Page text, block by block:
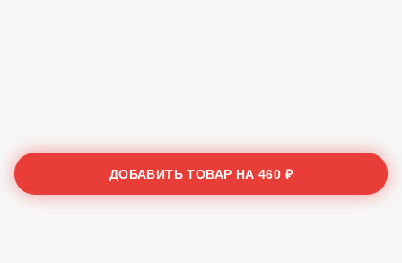
ДОБАВИТЬ ТОВАР НА460 ₽